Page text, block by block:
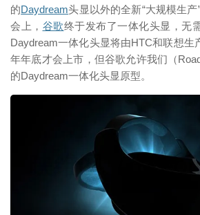
的Daydream头显以外的全新“大规模生
会上， 谷歌终于发布了一体化头显，无
Daydream一体化头显将由HTC和联想生
年年底才会上市，但谷歌允许我们（
的Daydream一体化头显原型。
映维网（